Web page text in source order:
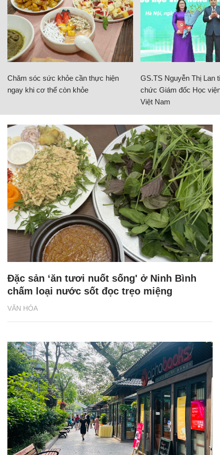
Chăm sóc sức khỏe cần thực hiện
ngay khi cơ thể còn khỏe
GS.TS Nguyễn Thị Lan
chức Giám đốc Học
Việt Nam
VĂN HÓA
Đặc sản ‘ăn tươi nuốt sống' ở Ninh Bình
chấm loại nước sốt đọc trẹo miệng